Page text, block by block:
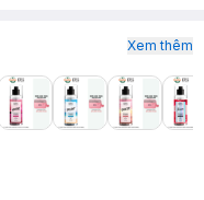
Xem thêm